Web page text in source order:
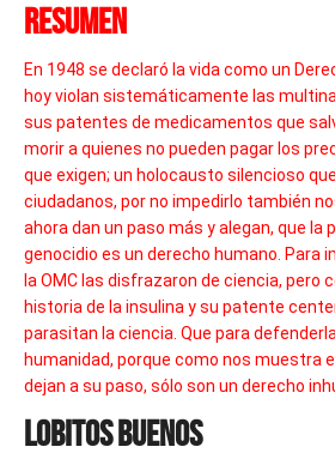
Resumen
En 1948 se declaró la vida como un
hoy violan sistemáticamente las
sus patentes de medicamentos que
morir a quienes no pueden pagar los
que exigen; un holocausto silencioso
ciudadanos, por no impedirlo también
ahora dan un paso más y alegan, que
genocidio es un derecho humano. Para
la OMC las disfrazaron de ciencia, pero
historia de la insulina y su patente
parasitan la ciencia. Que para
humanidad, porque como nos muestra
dejan a su paso, sólo son un derecho
Lobitos buenos